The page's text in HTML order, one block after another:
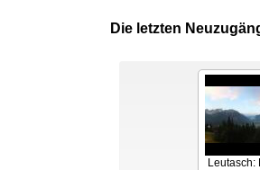
Die letzten
Leutasch: